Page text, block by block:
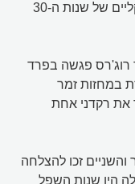
תקופת המיוזיקלס, סוגת הסרטים המוזיקליים של שנות ה-30
בת ה-19 ג'ינג'ר רוג'רס פגשה בפרד
במחזות זמר
את רקדני אחת
זכו להצלחה
הברית של שנות ה-30. אלה היו שנות השפל